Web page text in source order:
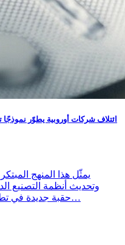
ائتلاف شركات أوروبية يطوّر نموذجًا
يمثّل هذا المنهج
وتحديث أنظمة التصنيع
حقبة جديدة في تطوير إنتاج المُكوّنات الصيدلانية الفعّالة…